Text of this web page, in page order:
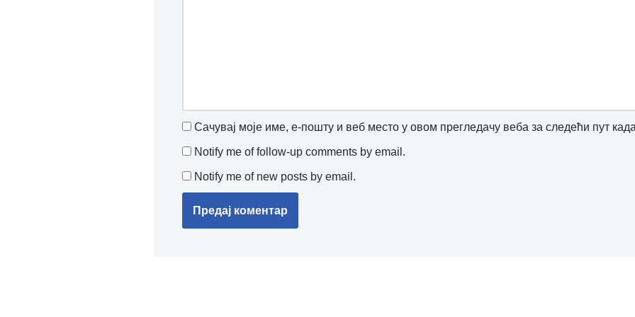
Сачувај моје име, е-пошту и веб место у овом прегледачу веба за следећи пут
Notify me of follow-up comments by email.
Notify me of new posts by email.